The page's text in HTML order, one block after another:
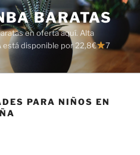
BARATAS
en oferta aquí. Alta
está disponible por 22,8€
7
PARA NIÑOS EN